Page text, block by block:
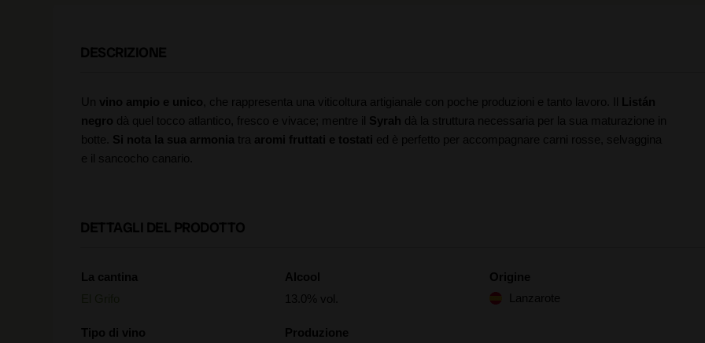
DESCRIZIONE
Un vino ampio e unico , che rappresenta una viticoltura artigianale con poche produzioni e tanto lavoro. Il Listán
negro dà quel tocco atlantico, fresco e vivace; mentre il Syrah dà la struttura necessaria per la sua maturazione in
botte. Si nota la sua armonia tra aromi fruttati e tostati ed è perfetto per accompagnare carni rosse, selvaggina
e il sancocho canario.
DETTAGLI DEL PRODOTTO
La cantina
Tipo di vino
Alcool
13.0% vol.
Produzione
Origine
Lanzarote